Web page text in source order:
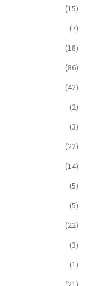
(15)
(7)
(18)
(86)
(42)
(2)
(3)
(22)
(14)
(5)
(5)
(22)
(3)
(1)